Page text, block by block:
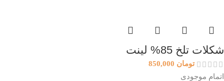
شکلات تلخ 85% لینت
تومان
اتمام موجودی